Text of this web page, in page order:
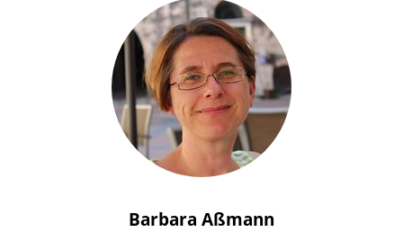
Barbara Aßmann